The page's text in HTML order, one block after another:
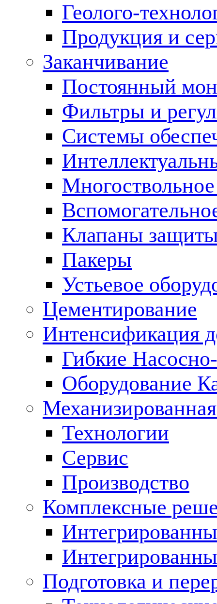
Геолого-
Продукция и
Заканчивание
Постоянный
Фильтры и
Cистемы
Клапаны
Пакеры
Устьевое
Цементирование
Интенсификация
Гибкие
Оборудование
Технологии
Сервис
Производство
Комплексные
Подготовка и